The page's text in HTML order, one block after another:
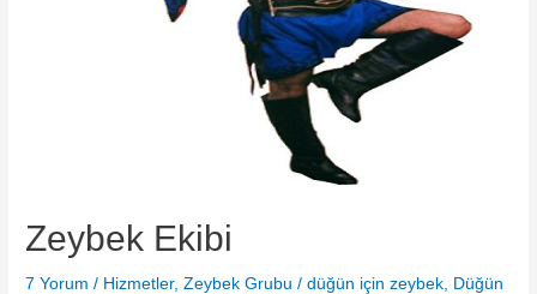
Zeybek Ekibi
7 Yorum / Hizmetler,Zeybek Grubu /düğün için zeybek
Düğün